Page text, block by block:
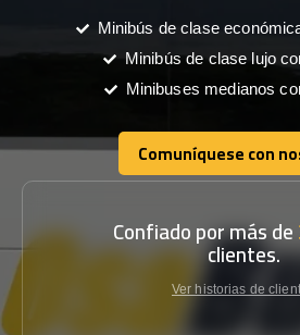
Minibús de clase
Minibús de clase lujo
Minibuses medianos
Comuníquese con
Comuníquese con
Confiado por más de
clientes.
Ver historias de